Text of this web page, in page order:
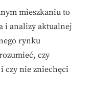
mieszkaniu to
i analizy aktualnej
rynku
czy
czy nie zniechęci